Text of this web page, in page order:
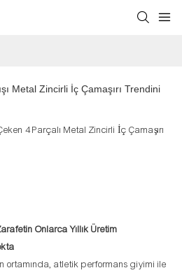
Metal Zincirli İç Çamaşırı Trendini
4 Parçalı Metal Zincirli İç Çamaşırı
Onlarca Yıllık Üretim
ortamında, atletik performans giyimi ile